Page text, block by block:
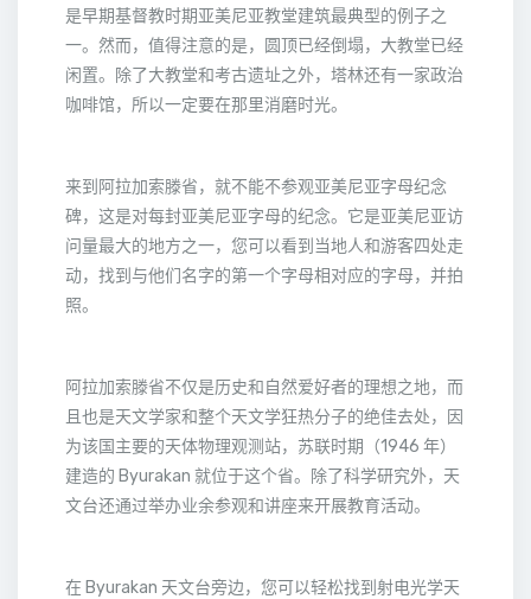
是早期基督教时期亚美尼亚教堂建筑最典型的例子之
一。然而，值得注意的是，圆顶已经倒塌，大教堂已经
闲置。除了大教堂和考古遗址之外，塔林还有一家政治
咖啡馆，所以一定要在那里消磨时光。
来到阿拉加索滕省，就不能不参观亚美尼亚字母纪念
碑，这是对每封亚美尼亚字母的纪念。它是亚美尼亚访
问量最大的地方之一，您可以看到当地人和游客四处走
动，找到与他们名字的第一个字母相对应的字母，并拍
照。
阿拉加索滕省不仅是历史和自然爱好者的理想之地，而
且也是天文学家和整个天文学狂热分子的绝佳去处，因
为该国主要的天体物理观测站，苏联时期（1946 年）
建造的 Byurakan 就位于这个省。除了科学研究外，天
文台还通过举办业余参观和讲座来开展教育活动。
在 Byurakan 天文台旁边，您可以轻松找到射电光学天